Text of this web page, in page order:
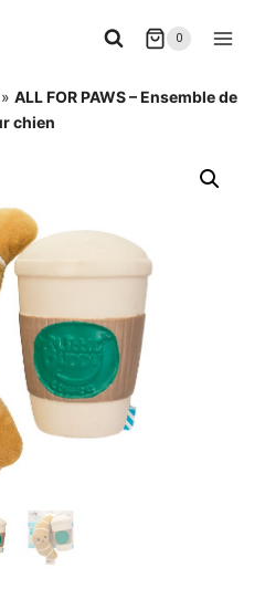
0
» ALL FOR PAWS – Ensemble de
chien